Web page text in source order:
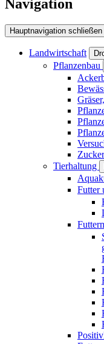
Navigation
Hauptnavigation schließen
Landwirtschaft
Pflanzenbau
Tierhaltung
Futter